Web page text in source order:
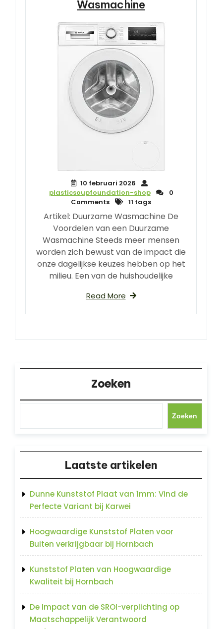
Wasmachine
10 februari 2026
plasticsoupfoundation-shop
0
Comments
11 tags
Artikel: Duurzame Wasmachine De
Voordelen van een Duurzame
Wasmachine Steeds meer mensen
worden zich bewust van de impact die
onze dagelijkse keuzes hebben op het
milieu. Een van de huishoudelijke
Read More
Zoeken
Zoeken
Laatste artikelen
Dunne Kunststof Plaat van 1mm: Vind de
Perfecte Variant bij Karwei
Hoogwaardige Kunststof Platen voor
Buiten verkrijgbaar bij Hornbach
Kunststof Platen van Hoogwaardige
Kwaliteit bij Hornbach
De Impact van de SROI-verplichting op
Maatschappelijk Verantwoord